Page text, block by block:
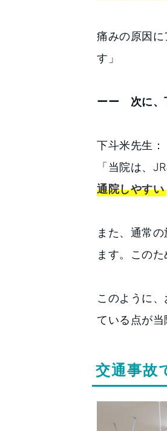
痛みの原因
す」
ーー 次に、
下斗米先生：
「当院は、
通院しやすい
また、通常
ます。この
このように
ている点が当
交通事故